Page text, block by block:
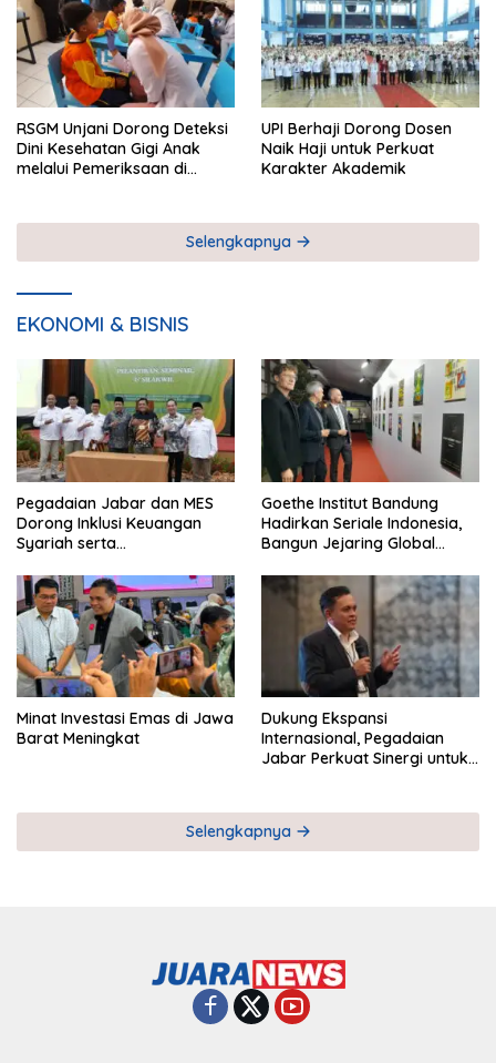
RSGM Unjani Dorong Deteksi
Dini Kesehatan Gigi Anak
melalui Pemeriksaan di
UPI Berhaji Dorong Dosen
Naik Haji untuk Perkuat
Karakter Akademik
Selengkapnya
EKONOMI & BISNIS
Pegadaian Jabar dan MES
Dorong Inklusi Keuangan
Syariah serta
Goethe Institut Bandung
Hadirkan Seriale Indonesia,
Bangun Jejaring Global
Minat Investasi Emas di Jawa
Barat Meningkat
Dukung Ekspansi
Internasional, Pegadaian
Jabar Perkuat Sinergi untuk
Selengkapnya